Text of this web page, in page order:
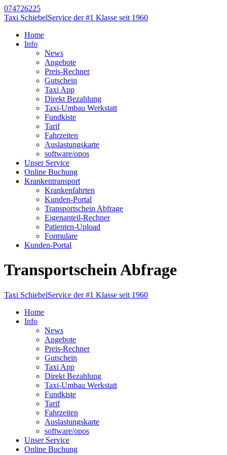
074726225
Taxi SchiebelService der #1 Klasse seit 1960
Home
Info
News
Angebote
Preis-Rechner
Gutschein
Taxi App
Direkt Bezahlung
Taxi-Umbau Werkstatt
Fundkiste
Tarif
Fahrzeiten
Auslastungskarte
software/opos
Unser Service
Online Buchung
Krankentransport
Krankenfahrten
Kunden-Portal
Transportschein Abfrage
Eigenanteil-Rechner
Patienten-Upload
Formulare
Kunden-Portal
Transportschein Abfrage
Taxi SchiebelService der #1 Klasse seit 1960
Home
Info
News
Angebote
Preis-Rechner
Gutschein
Taxi App
Direkt Bezahlung
Taxi-Umbau Werkstatt
Fundkiste
Tarif
Fahrzeiten
Auslastungskarte
software/opos
Unser Service
Online Buchung